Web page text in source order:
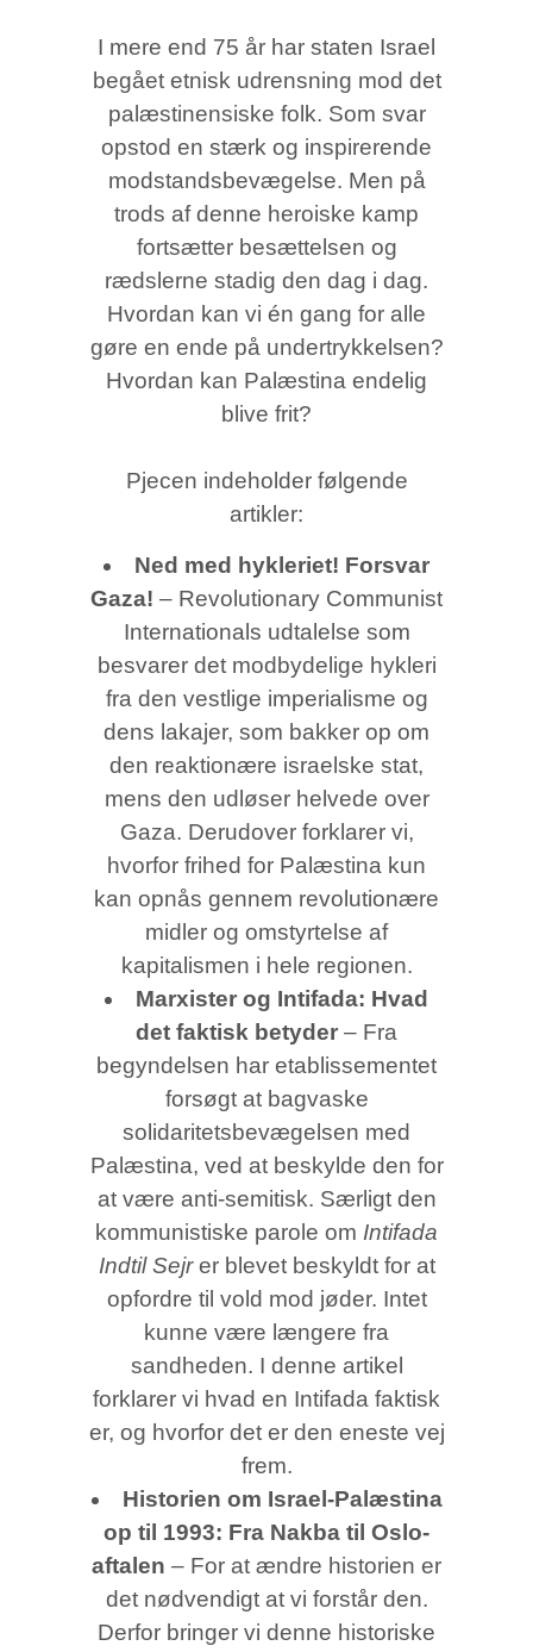
I mere end 75 år har staten Israel
begået etnisk udrensning mod det
palæstinensiske folk. Som svar
opstod en stærk og inspirerende
modstandsbevægelse. Men på
trods af denne heroiske kamp
fortsætter besættelsen og
rædslerne stadig den dag i dag.
Hvordan kan vi én gang for alle
gøre en ende på undertrykkelsen?
Hvordan kan Palæstina endelig
blive frit?
Pjecen indeholder følgende
artikler:
Ned med hykleriet! Forsvar
Gaza! – Revolutionary Communist
Internationals udtalelse som
besvarer det modbydelige hykleri
fra den vestlige imperialisme og
dens lakajer, som bakker op om
den reaktionære israelske stat,
mens den udløser helvede over
Gaza. Derudover forklarer vi,
hvorfor frihed for Palæstina kun
kan opnås gennem revolutionære
midler og omstyrtelse af
kapitalismen i hele regionen.
Marxister og Intifada: Hvad
det faktisk betyder – Fra
begyndelsen har etablissementet
forsøgt at bagvaske
solidaritetsbevægelsen med
Palæstina, ved at beskylde den for
at være anti-semitisk. Særligt den
kommunistiske parole om Intifada
Indtil Sejrer blevet beskyldt for at
opfordre til vold mod jøder. Intet
kunne være længere fra
sandheden. I denne artikel
forklarer vi hvad en Intifada faktisk
er, og hvorfor det er den eneste vej
frem.
Historien om Israel-Palæstina
op til 1993: Fra Nakba til Oslo-
aftalen – For at ændre historien er
det nødvendigt at vi forstår den.
Derfor bringer vi denne historiske